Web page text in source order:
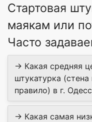
Стартовая
маякам или
Часто
→ Какая средняя
штукатурка
правило) в г.
→ Какая самая